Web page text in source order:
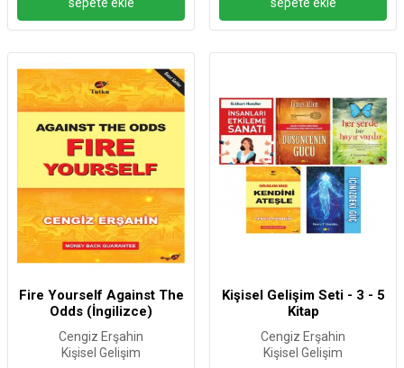
Fire Yourself Against The
Odds (İngilizce)
Cengiz Erşahin
Kişisel Gelişim
Kişisel Gelişim Seti - 3 - 5
Kitap
Cengiz Erşahin
Kişisel Gelişim